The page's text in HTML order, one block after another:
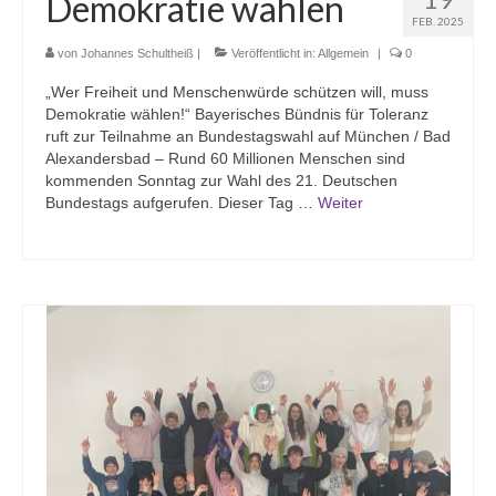
Zeltlager Tent Event
Konfirmations-Kurs
Kinderprogramm
Vorkonfi-Gruppe
Jugendgruppe
Jugendausschuss
Dekantsjugend
FEB. 2025
von Johannes Schultheiß | Veröffentlicht in: Allgemein | 0
„Wer Freiheit und Menschenwürde schützen will, muss
Demokratie wählen!“ Bayerisches Bündnis für Toleranz
ruft zur Teilnahme an Bundestagswahl auf München / Bad
Alexandersbad – Rund 60 Millionen Menschen sind
kommenden Sonntag zur Wahl des 21. Deutschen
Bundestags aufgerufen. Dieser Tag … Weiter